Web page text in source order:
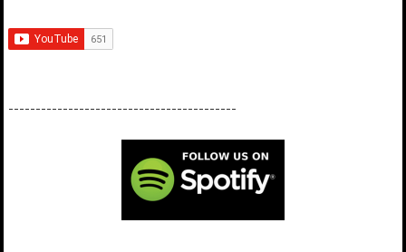
------------------------------------------